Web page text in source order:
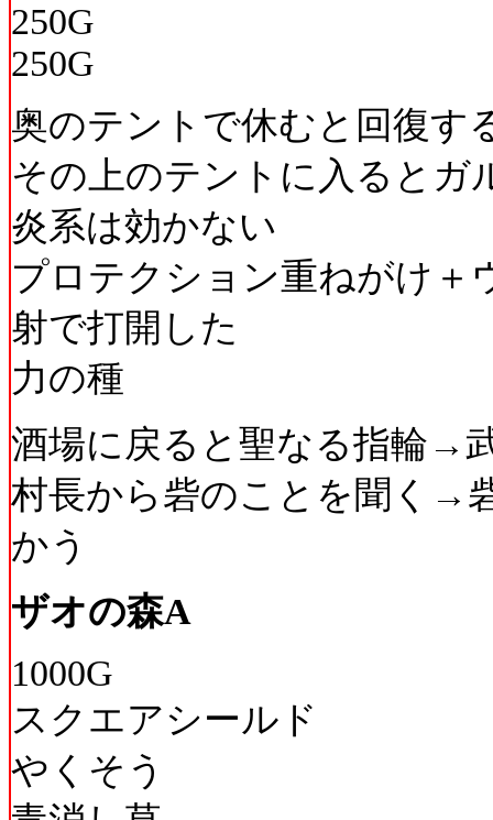
250G
250G
奥のテントで休むと回復す
その上のテントに入るとガ
炎系は効かない
プロテクション重ねがけ＋
射で打開した
力の種
酒場に戻ると聖なる指輪→
村長から砦のことを聞く→
かう
ザオの森A
1000G
スクエアシールド
やくそう